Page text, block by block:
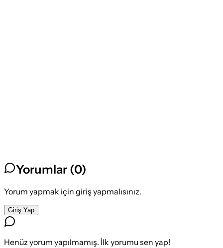
Yorumlar (0)
Yorum yapmak için giriş yapmalısınız.
Giriş Yap
Henüz yorum yapılmamış. İlk yorumu sen yap!